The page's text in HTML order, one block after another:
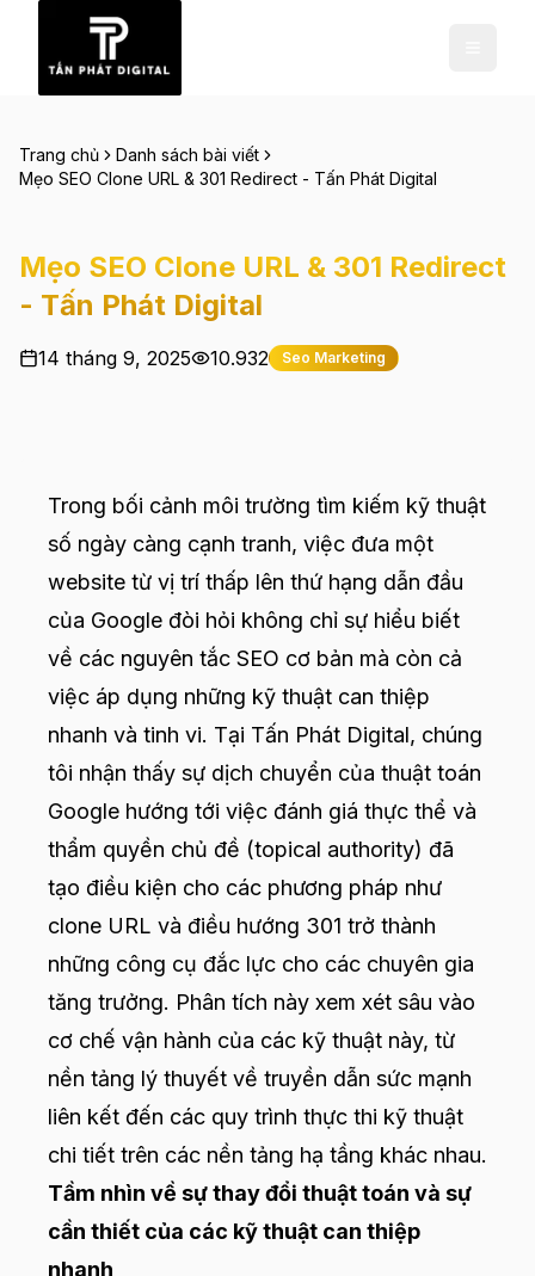
Trang chủ
Danh sách bài viết
Mẹo SEO Clone URL & 301 Redirect - Tấn Phát Digital
Mẹo SEO Clone URL & 301 Redirect
- Tấn Phát Digital
14 tháng 9, 2025 10.932 Seo Marketing
Trong bối cảnh môi trường tìm kiếm kỹ thuật
số ngày càng cạnh tranh, việc đưa một
website từ vị trí thấp lên thứ hạng dẫn đầu
của Google đòi hỏi không chỉ sự hiểu biết
về các nguyên tắc SEO cơ bản mà còn cả
việc áp dụng những kỹ thuật can thiệp
nhanh và tinh vi. Tại Tấn Phát Digital, chúng
tôi nhận thấy sự dịch chuyển của thuật toán
Google hướng tới việc đánh giá thực thể và
thẩm quyền chủ đề (topical authority) đã
tạo điều kiện cho các phương pháp như
clone URL và điều hướng 301 trở thành
những công cụ đắc lực cho các chuyên gia
tăng trưởng. Phân tích này xem xét sâu vào
cơ chế vận hành của các kỹ thuật này, từ
nền tảng lý thuyết về truyền dẫn sức mạnh
liên kết đến các quy trình thực thi kỹ thuật
chi tiết trên các nền tảng hạ tầng khác nhau.
Tầm nhìn về sự thay đổi thuật toán và sự
cần thiết của các kỹ thuật can thiệp
nhanh